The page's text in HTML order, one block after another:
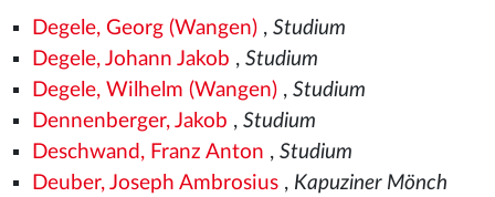
Degele, Georg (Wangen), Studium
Degele, Johann Jakob , Studium
Degele, Wilhelm (Wangen), Studium
Dennenberger, Jakob , Studium
Deschwand, Franz Anton , Studium
Deuber, Joseph Ambrosius, Kapuziner Mönch